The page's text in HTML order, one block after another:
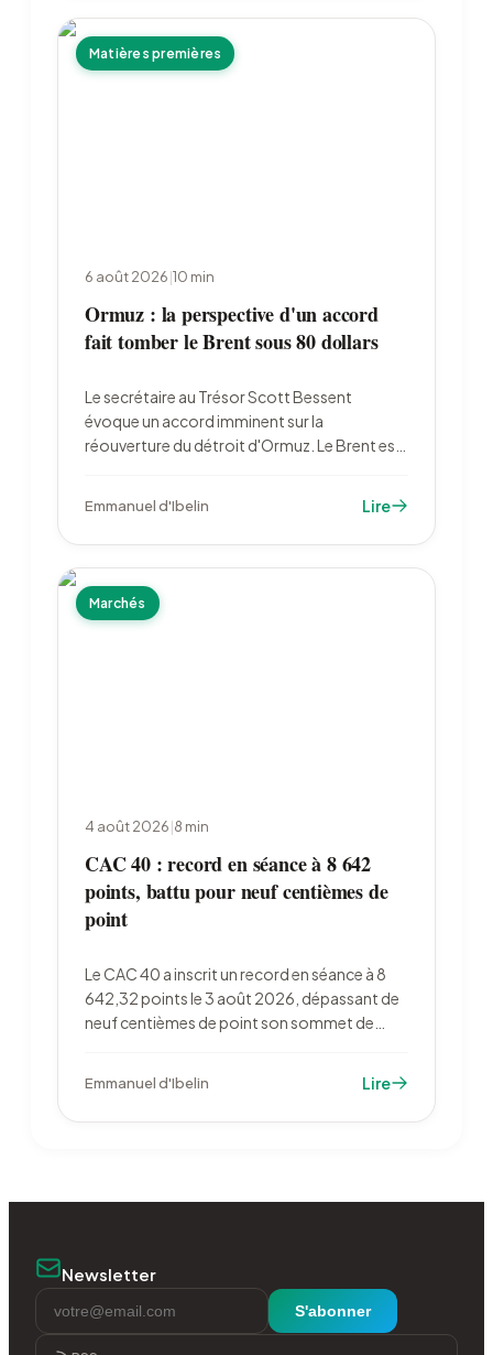
Matières premières
6 août 2026|10 min
Ormuz : la perspective d'un accord
fait tomber le Brent sous 80 dollars
Le secrétaire au Trésor Scott Bessent
évoque un accord imminent sur la
réouverture du détroit d'Ormuz. Le Brent est
deux leurs paris sur un resserrement de la Fed.
Emmanuel d'Ibelin Lire
Marchés
4 août 2026|8 min
CAC 40 : record en séance à 8 642
points, battu pour neuf centièmes de
point
Le CAC 40 a inscrit un record en séance à 8
642,32 points le 3 août 2026, dépassant de
neuf centièmes de point son sommet de
l'indice, qui reste sous son record de clôture.
Emmanuel d'Ibelin Lire
Newsletter
S'abonner